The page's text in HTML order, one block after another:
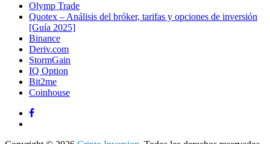
Olymp Trade
Quotex – Análisis del bróker, tarifas y opciones de inversión
[Guía 2025]
Binance
Deriv.com
StormGain
IQ Option
Bit2me
Coinhouse